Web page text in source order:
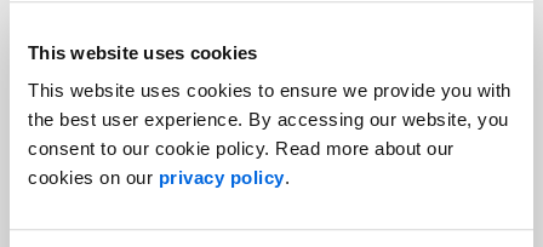
This website uses cookies
This website uses cookies to ensure we provide you with
the best user experience. By accessing our website, you
consent to our cookie policy. Read more about our
cookies on our privacy policy.